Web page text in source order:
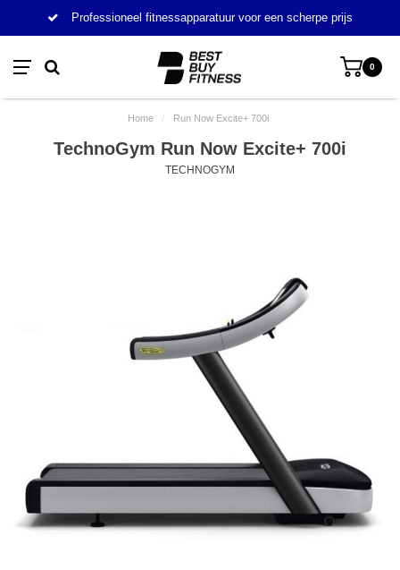
Professioneel fitnessapparatuur voor een scherpe prijs
0
Home / Run Now Excite+ 700i
TechnoGym Run Now Excite+ 700i
TECHNOGYM